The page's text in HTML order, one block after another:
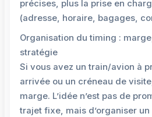
précises, plus la prise en
(adresse, horaire, bagages,
Organisation du timing :
stratégie
Si vous avez un train/avion à
arrivée ou un créneau de
marge. L’idée n’est pas de
trajet fixe, mais d’organiser